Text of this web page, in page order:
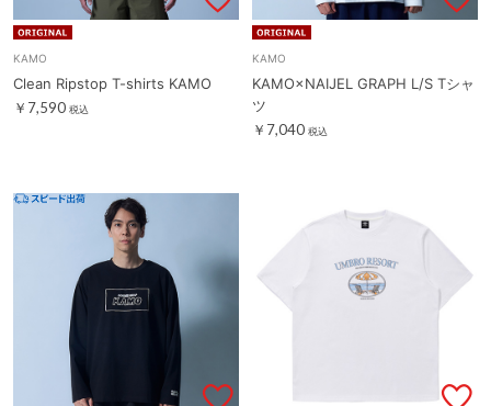
KAMO
Clean Ripstop T-shirts KAMO
￥7,590 税込
KAMO
KAMO×NAIJEL GRAPH L/S Tシャ
ツ
￥7,040 税込